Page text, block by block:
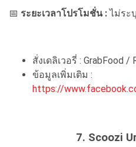
📅 ระยะเวลาโปรโมชั่น :ไม่ระบุ
สั่งเดลิเวอรี่ : GrabFood /
ข้อมูลเพิ่มเติม :
https://
7. Scoozi